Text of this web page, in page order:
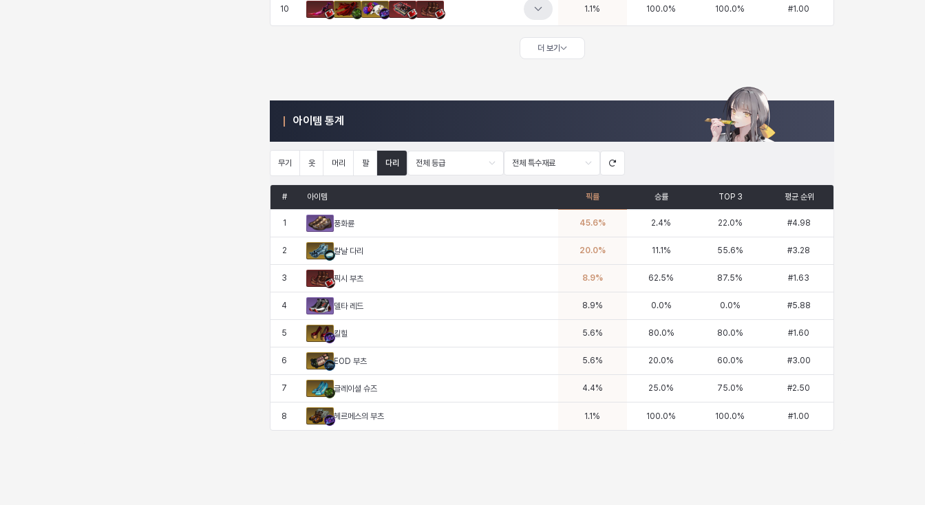
10 1.1 % 100.0% 100.0% #1.00
더 보기
아이템 통계
무기 옷 머리 팔 다리 전체 등급 전체 특수재료
# 아이템 픽률 승률 TOP 3 평균 순위
1 풍화륜 45.6% 2.4% 22.0% #4.98
2 칼날 다리 20.0% 11.1 % 55.6% #3.28
3 픽시 부츠 8.9% 62.5% 87.5% #1.63
4 델타 레드 8.9% 0.0% 0.0% #5.88
5 킬힐 5.6% 80.0% 80.0% #1.60
6 EOD 부츠 5.6% 20.0% 60.0% #3.00
7 글레이셜 슈즈 4.4% 25.0% 75.0% #2.50
8 헤르메스의 부츠 1.1 % 100.0% 100.0% #1.00